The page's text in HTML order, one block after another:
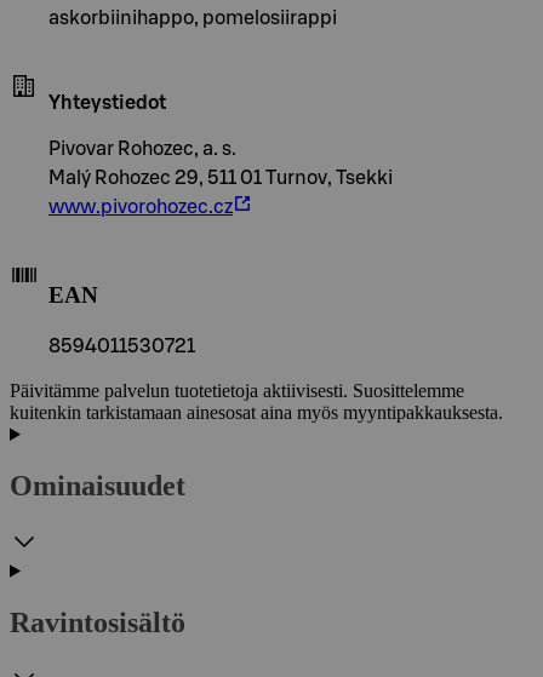
askorbiinihappo, pomelosiirappi
Yhteystiedot
Pivovar Rohozec, a. s.
Malý Rohozec 29, 511 01 Turnov, Tsekki
www.pivorohozec.cz
EAN
8594011530721
Päivitämme palvelun tuotetietoja aktiivisesti. Suosittelemme
kuitenkin tarkistamaan ainesosat aina myös myyntipakkauksesta.
Ominaisuudet
Ravintosisältö